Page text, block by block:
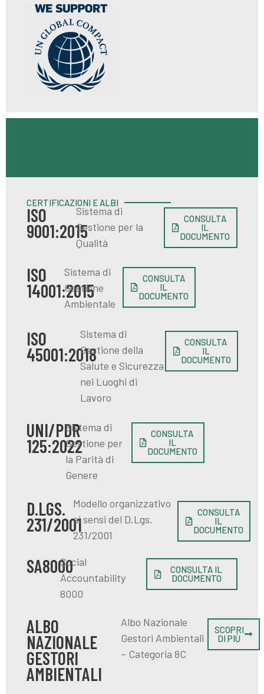
CERTIFICAZIONI E ALBI
ISO
9001:2015
Sistema di
Gestione per la
Qualità
CONSULTA
IL
DOCUMENTO
ISO
14001:2015
Sistema di
Gestione
Ambientale
CONSULTA
IL
DOCUMENTO
ISO
45001:2018
Sistema di
Gestione della
Salute e Sicurezza
nei Luoghi di
Lavoro
CONSULTA
IL
DOCUMENTO
UNI/PDR
125:2022
Sistema di
Gestione per
la Parità di
Genere
CONSULTA
IL
DOCUMENTO
D.LGS.
231/2001
Modello organizzativo
ai sensi del D.Lgs.
231/2001
CONSULTA
IL
DOCUMENTO
SA8000Social
Accountability
8000
CONSULTA IL
DOCUMENTO
ALBO
NAZIONALE
GESTORI
AMBIENTALI
Albo Nazionale
Gestori Ambientali
– Categoria 8C
SCOPRI
DI PIÙ